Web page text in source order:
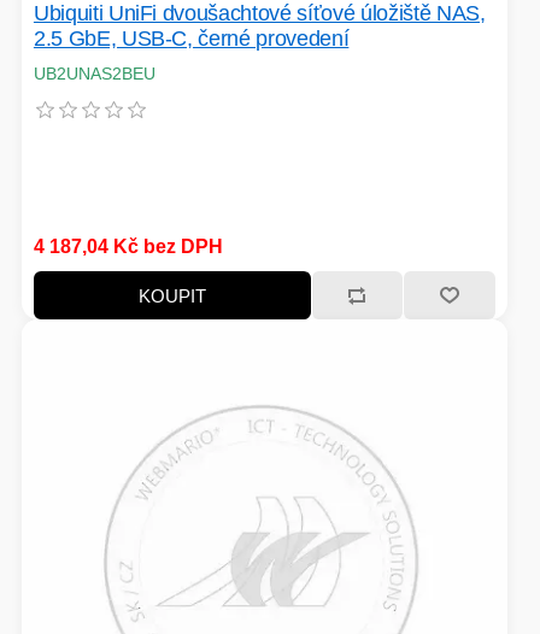
VOLNÝ ČAS
OSTATNÍ TECHNIKA
Ubiquiti UniFi dvoušachtové síťové úložiště NAS,
2.5 GbE, USB-C, černé provedení
UB2UNAS2BEU
4 187,04 Kč bez DPH
KOUPIT